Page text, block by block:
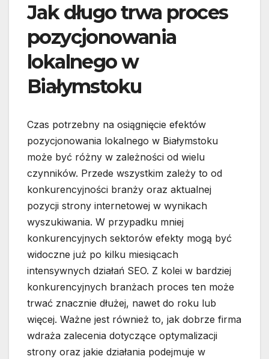
Jak długo trwa proces
pozycjonowania
lokalnego w
Białymstoku
Czas potrzebny na osiągnięcie efektów
pozycjonowania lokalnego w Białymstoku
może być różny w zależności od wielu
czynników. Przede wszystkim zależy to od
konkurencyjności branży oraz aktualnej
pozycji strony internetowej w wynikach
wyszukiwania. W przypadku mniej
konkurencyjnych sektorów efekty mogą być
widoczne już po kilku miesiącach
intensywnych działań SEO. Z kolei w bardziej
konkurencyjnych branżach proces ten może
trwać znacznie dłużej, nawet do roku lub
więcej. Ważne jest również to, jak dobrze firma
wdraża zalecenia dotyczące optymalizacji
strony oraz jakie działania podejmuje w